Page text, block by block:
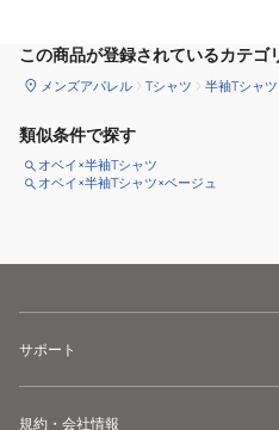
この商品が登録されているカテゴ
メンズアパレル Tシャツ 半袖Tシャツ
類似条件で探す
オベイ×半袖Tシャツ
オベイ×半袖Tシャツ×ベージュ
サポート
規約・会社情報